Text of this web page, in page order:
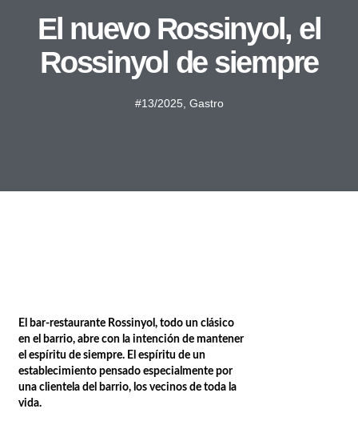
El nuevo Rossinyol, el
Rossinyol de siempre
#13/2025 Gastro
El bar-restaurante Rossinyol, todo un clásico
en el barrio, abre con la intención de mantener
el espíritu de siempre. El espíritu de un
establecimiento pensado especialmente por
una clientela del barrio, los vecinos de toda la
vida.